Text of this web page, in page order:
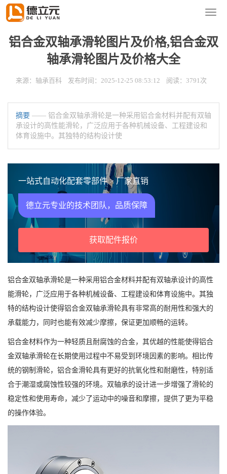
导
单
您的位置：首页
铝合金双轴承滑轮图片及价格,铝合金双
轴承滑轮图片及价格大全
来源：轴承百科 发布时间：2025-12-25 08:53:12 阅读：3791次
摘要 —— 铝合金双轴承滑轮是一种采用铝合金材料并配有双轴
承设计的高性能滑轮，广泛应用于各种机械设备、工程建设和
体育设施中。其独特的结构设计使
一站式自动化配套零部件 > 厂家直销
德立元专业的技术团队，品质保障
获取配件报价
铝合金双轴承滑轮是一种采用铝合金材料并配有双轴承设计的高性
能滑轮，广泛应用于各种机械设备、工程建设和体育设施中。其独
特的结构设计使得铝合金双轴承滑轮具有非常高的耐用性和强大的
承载能力，同时也能有效减少摩擦，保证更加顺畅的运转。
铝合金材料作为一种轻质且耐腐蚀的合金，其优越的性能使得铝合
金双轴承滑轮在长期使用过程中不易受到环境因素的影响。相比传
统的钢制滑轮，铝合金滑轮具有更好的抗氧化性和耐磨性，特别适
合于潮湿或腐蚀性较强的环境。双轴承的设计进一步增强了滑轮的
稳定性和使用寿命，减少了运动中的噪音和摩擦，提供了更为平稳
的操作体验。